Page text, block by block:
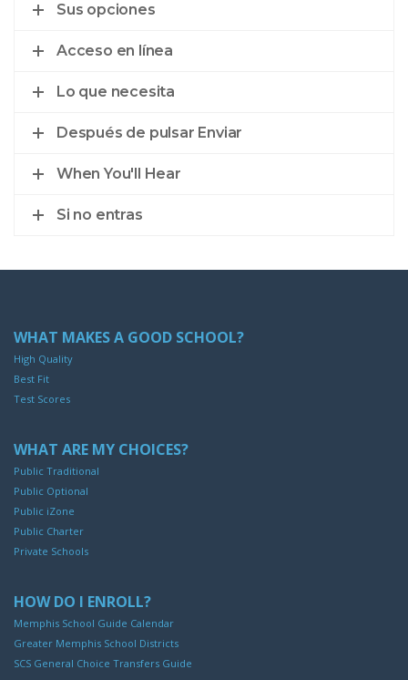
Sus opciones
Acceso en línea
Lo que necesita
Después de pulsar Enviar
When You'll Hear
Si no entras
WHAT MAKES A GOOD SCHOOL?
High Quality
Best Fit
Test Scores
WHAT ARE MY CHOICES?
Public Traditional
Public Optional
Public iZone
Public Charter
Private Schools
HOW DO I ENROLL?
Memphis School Guide Calendar
Greater Memphis School Districts
SCS General Choice Transfers Guide